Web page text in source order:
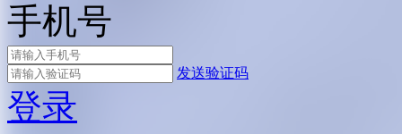
手机号
发送验证码
登录